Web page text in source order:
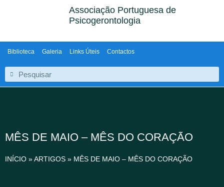
Associação Portuguesa de
Psicogerontologia
Biblioteca Galeria Links Úteis Contactos
MÊS DE MAIO – MÊS DO CORAÇÃO
INÍCIO »ARTIGOS » MÊS DE MAIO – MÊS DO CORAÇÃO